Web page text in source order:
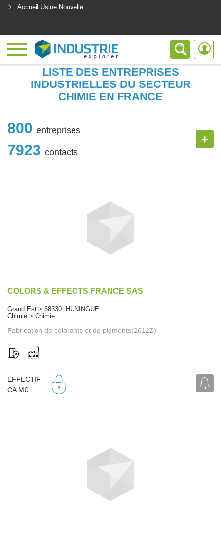
Accueil Usine Nouvelle
LISTE DES ENTREPRISES
INDUSTRIELLES DU SECTEUR
CHIMIE EN FRANCE
800 entreprises
7923 contacts
+
COLORS & EFFECTS FRANCE SAS
Grand Est > 68330 HUNINGUE
Chimie > Chimie
Fabrication de colorants et de pigments(2012Z)
EFFECTIF
CA M€